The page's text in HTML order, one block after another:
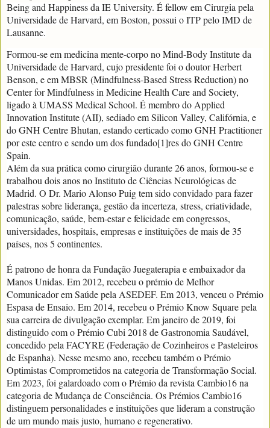
Being and Happiness da IE University. É fellow em Cirurgia pela
Universidade de Harvard, em Boston, possui o ITP pelo IMD de
Lausanne.
Formou-se em medicina mente-corpo no Mind-Body Institute da
Universidade de Harvard, cujo presidente foi o doutor Herbert
Benson, e em MBSR (Mindfulness-Based Stress Reduction) no
Center for Mindfulness in Medicine Health Care and Society,
ligado à UMASS Medical School. É membro do Applied
Innovation Institute (AII), sediado em Silicon Valley, Califórnia, e
do GNH Centre Bhutan, estando certi­cado como GNH Practitioner
por este centro e sendo um dos fundado[1]res do GNH Centre
Spain.
Além da sua prática como cirurgião durante 26 anos, formou-se e
trabalhou dois anos no Instituto de Ciências Neurológicas de
Madrid. O Dr. Mario Alonso Puig tem sido convidado para fazer
palestras sobre liderança, gestão da incerteza, stress, criatividade,
comunicação, saúde, bem-estar e felicidade em congressos,
universidades, hospitais, empresas e instituições de mais de 35
países, nos 5 continentes.
É patrono de honra da Fundação Juegaterapia e embaixador da
Manos Unidas. Em 2012, recebeu o prémio de Melhor
Comunicador em Saúde pela ASEDEF. Em 2013, venceu o Prémio
Espasa de Ensaio. Em 2014, recebeu o Prémio Know Square pela
sua carreira de divulgação exemplar. Em janeiro de 2019, foi
distinguido com o Prémio Cubi 2018 de Gastronomia Saudável,
concedido pela FACYRE (Federação de Cozinheiros e Pasteleiros
de Espanha). Nesse mesmo ano, recebeu também o Prémio
Optimistas Comprometidos na categoria de Transformação Social.
Em 2023, foi galardoado com o Prémio da revista Cambio16 na
categoria de Mudança de Consciência. Os Prémios Cambio16
distinguem personalidades e instituições que lideram a construção
de um mundo mais justo, humano e regenerativo.